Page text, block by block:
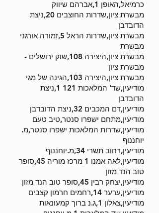
כרמיאל,האופן 1,אברהם שיווק
מבשרת ציון,שדרות החוצבים 20,ניצת
הדובדבן
מבשרת ציון,שדרות הראל 5,זמורה אורגני
מבשרת
מבשרת ציון,היצירה 108,שוק ירושלים -
מבשרת ציון
מבשרת ציון,היצירה 103,הגינה של מגי
מודיעין,שד' המלאכות 121 1,ניצת
הדובדבן
מודיעין,דם המכבים 32,ניצת הדובדבן
מודיעין,מתחם ישפרו סנטר,טיב טעם
מודיעין,שדרות המלאכות ישפרו סנטר,מ.
יוחננוף
מודיעין,רחוב תשרי 34,מ.יוחננוף
מודיעין,לאה אמנו 1 מרכז מוריה 45,סופר
טוב הנד מזון
מודיעין,יצחק רבין 45,סופר טוב הנד מזון
מודיעין,ערער 14,רחמים חרמון קצבים
מודיעין,צאלון 1,ג.נ ברוך קמעונאות